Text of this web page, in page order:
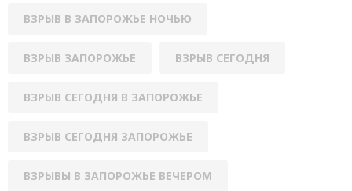
ВЗРЫВ В ЗАПОРОЖЬЕ НОЧЬЮ
ВЗРЫВ ЗАПОРОЖЬЕ ВЗРЫВ СЕГОДНЯ
ВЗРЫВ СЕГОДНЯ В ЗАПОРОЖЬЕ
ВЗРЫВ СЕГОДНЯ ЗАПОРОЖЬЕ
ВЗРЫВЫ В ЗАПОРОЖЬЕ ВЕЧЕРОМ